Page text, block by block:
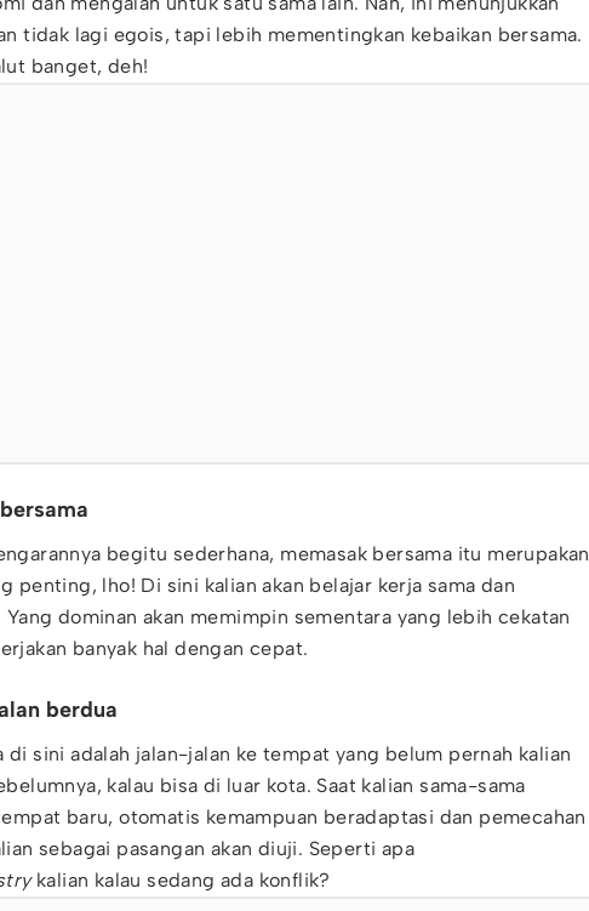
tidak lagi egois, tapi lebih mementingkan kebaikan bersama.
banget, deh!
begitu sederhana, memasak bersama itu merupakan
penting, lho! Di sini kalian akan belajar kerja sama dan
Yang dominan akan memimpin sementara yang lebih cekatan
banyak hal dengan cepat.
berdua
di sini adalah jalan-jalan ke tempat yang belum pernah kalian
kalau bisa di luar kota. Saat kalian sama-sama
baru, otomatis kemampuan beradaptasi dan pemecahan
sebagai pasangan akan diuji. Seperti apa
kalian kalau sedang ada konflik?